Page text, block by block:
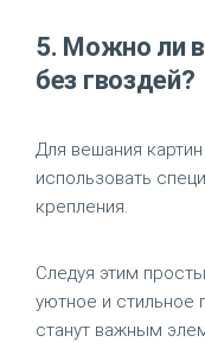
5. Можно ли
без гвоздей?
Для вешания
использовать
крепления.
Следуя этим
уютное и стильное
станут важным